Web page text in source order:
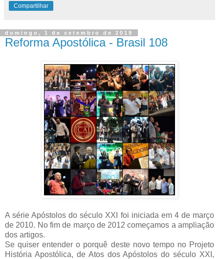
Compartilhar
domingo, 1 de setembro de 2019
Reforma Apostólica - Brasil 108
A série Apóstolos do século XXI foi iniciada em 4 de março
de 2010. No fim de março de 2012 começamos a ampliação
dos artigos.
Se quiser entender o porquê deste novo tempo no Projeto
História Apostólica, de Atos dos Apóstolos do século XXI,